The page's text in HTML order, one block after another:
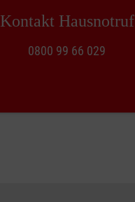
Kontakt Hausnotruf
0800 99 66 029